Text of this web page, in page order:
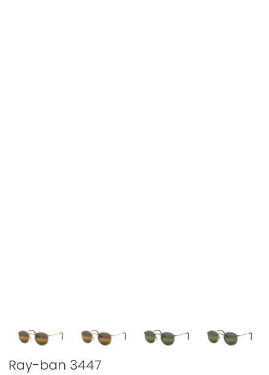
Ray-ban 3447